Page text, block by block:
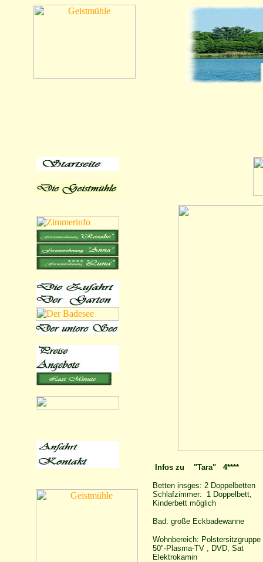
Infos zu "Tara" 4****
Betten insges: 2 Doppelbetten
Schlafzimmer: 1 Doppelbett,
Kinderbett möglich
Bad: große Eckbadewanne
Wohnbereich: Polstersitzgruppe
50"-Plasma-TV , DVD, Sat
Elektrokamin